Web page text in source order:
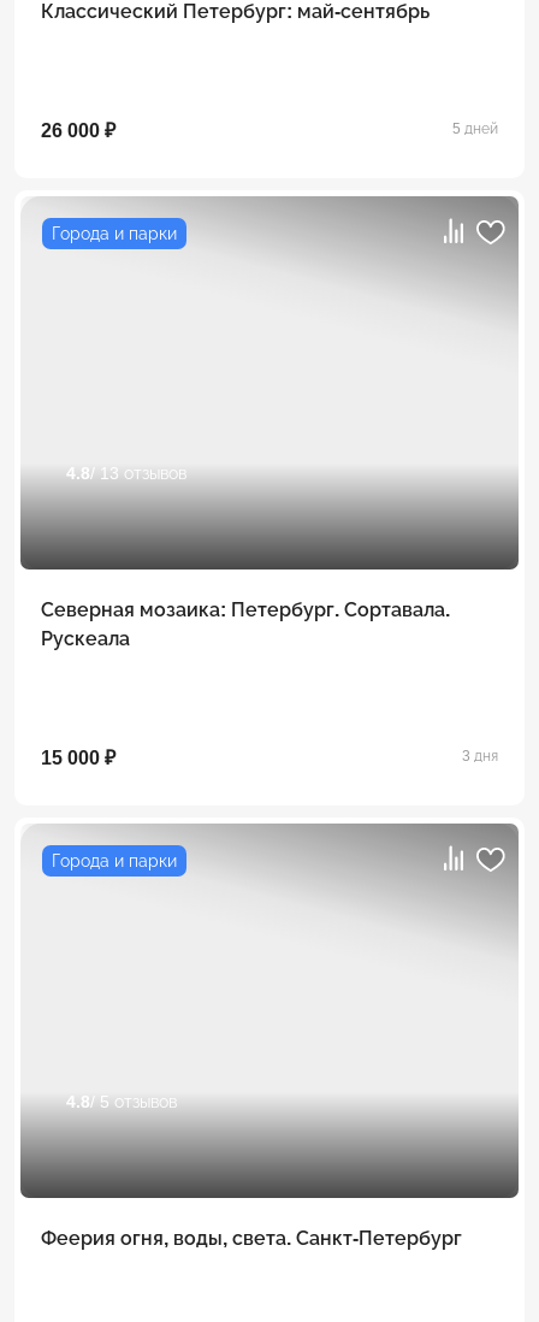
Классический Петербург: май-сентябрь
26 000 ₽ 5 дней
Города и парки
4.8/ 13 отзывов
Северная мозаика: Петербург. Сортавала.
Рускеала
15 000 ₽ 3 дня
Города и парки
4.8/ 5 отзывов
Феерия огня, воды, света. Санкт-Петербург